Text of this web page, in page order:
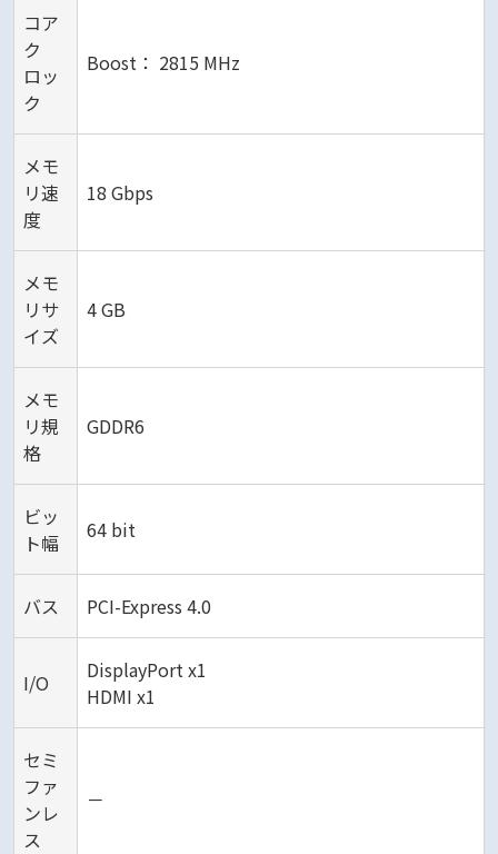
コア
ク
ロッ
ク
Boost： 2815 MHz
メモ
リ速
度
18 Gbps
メモ
リサ
イズ
4 GB
メモ
リ規
格
GDDR6
ビッ
ト幅
64 bit
バス PCI-Express 4.0
I/O
DisplayPort x1
HDMI x1
セミ
ファ
ンレ
ス
－